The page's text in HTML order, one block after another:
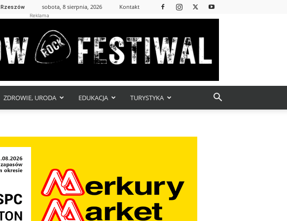
Rzeszów sobota, 8 sierpnia, 2026 Kontakt
Reklama
ZDROWIE, URODA EDUKACJA TURYSTYKA